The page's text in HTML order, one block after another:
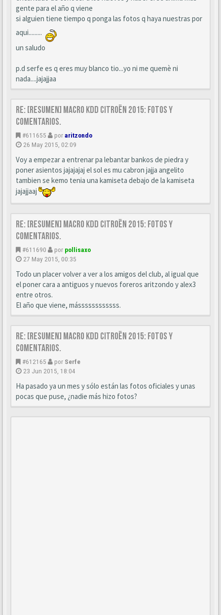
gente para el año q viene
si alguien tiene tiempo q ponga las fotos q haya nuestras por
aqui.........
un saludo
p.d serfe es q eres muy blanco tio...yo ni me quemè ni
nada....jajajjaa
Re: [Resumen] Macro KDD Citroën 2015: Fotos y
comentarios.
#611655 poraritzondo
26 May 2015, 02:09
Voy a empezar a entrenar pa lebantar bankos de piedra y
poner asientos jajajajaj el sol es mu cabron jajja angelito
tambien se kemo tenia una kamiseta debajo de la kamiseta
jajajjaaj
Re: [Resumen] Macro KDD Citroën 2015: Fotos y
comentarios.
#611690 por pollisaxo
27 May 2015, 00:35
Todo un placer volver a ver a los amigos del club, al igual que
el poner cara a antiguos y nuevos foreros aritzondo y alex3
entre otros.
El año que viene, mássssssssssss.
Re: [Resumen] Macro KDD Citroën 2015: Fotos y
comentarios.
#612165 por Serfe
23 Jun 2015, 18:04
Ha pasado ya un mes y sólo están las fotos oficiales y unas
pocas que puse, ¿nadie más hizo fotos?